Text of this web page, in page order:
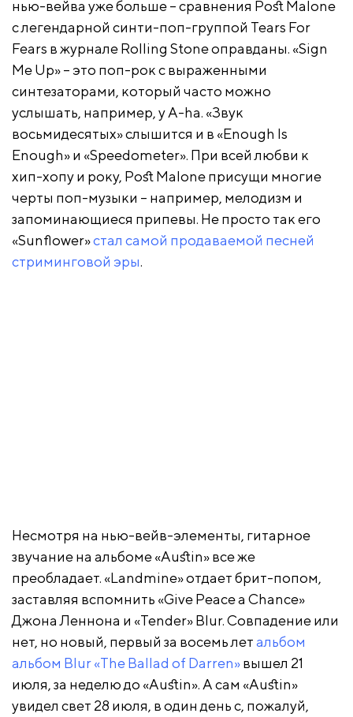
нью-вейва уже больше – сравнения Post Malone
с легендарной синти-поп-группой Tears For
Fears в журнале Rolling Stone оправданы. «Sign
Me Up» – это поп-рок с выраженными
синтезаторами, который часто можно
услышать, например, у A-ha. «Звук
восьмидесятых» слышится и в «Enough Is
Enough» и «Speedometer». При всей любви к
хип-хопу и року, Post Malone присущи многие
черты поп-музыки – например, мелодизм и
запоминающиеся припевы. Не просто так его
«Sunflower»стал самой продаваемой песней
стриминговой эры.
Несмотря на нью-вейв-элементы, гитарное
звучание на альбоме «Austin» все же
преобладает. «Landmine» отдает брит-попом,
заставляя вспомнить «Give Peace a Chance»
Джона Леннона и «Tender» Blur. Совпадение или
нет, но новый, первый за восемь летальбом
альбом Blur «The Ballad of Darren»вышел 21
июля, за неделю до «Austin». А сам «Austin»
увидел свет 28 июля, в один день с, пожалуй,